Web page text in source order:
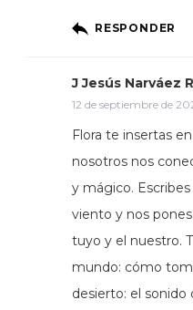
RESPONDER
J Jesús Narváez
12 de septiembre de
Flora te insertas
nosotros nos
y mágico.
viento y nos
tuyo y el nuestro.
mundo: cómo
desierto: el